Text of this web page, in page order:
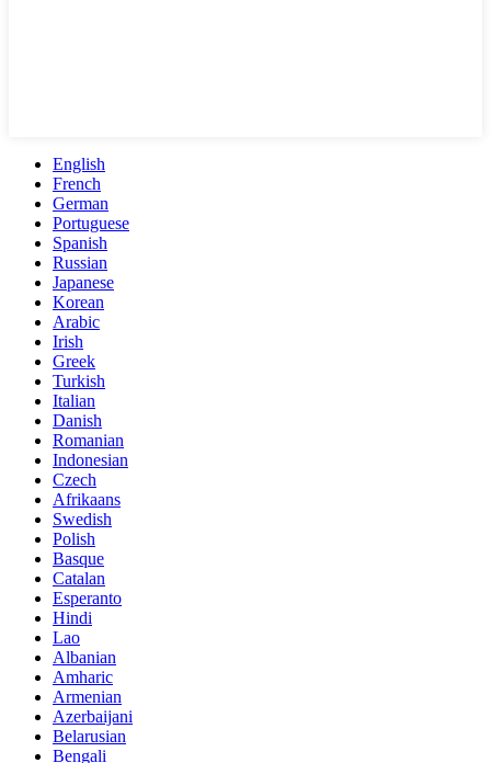
English
French
German
Portuguese
Spanish
Russian
Japanese
Korean
Arabic
Irish
Greek
Turkish
Italian
Danish
Romanian
Indonesian
Czech
Afrikaans
Swedish
Polish
Basque
Catalan
Esperanto
Hindi
Lao
Albanian
Amharic
Armenian
Azerbaijani
Belarusian
Bengali